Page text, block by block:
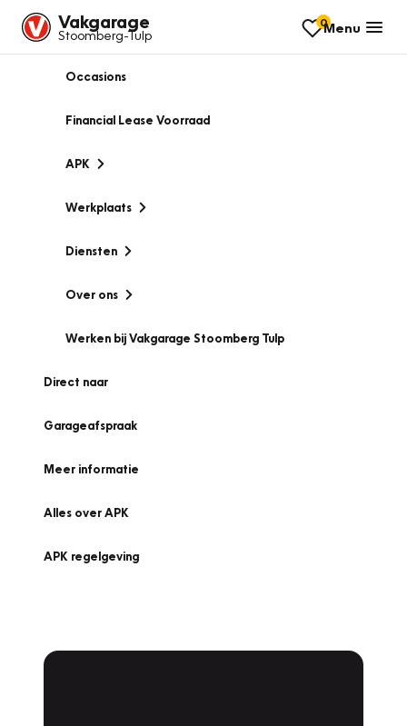
Vakgarage
Stoomberg-Tulp
0Menu
Occasions
Financial Lease Voorraad
APK
Werkplaats
Diensten
Over ons
Werken bij Vakgarage Stoomberg Tulp
Direct naar
Garageafspraak
Meer informatie
Alles over APK
APK regelgeving